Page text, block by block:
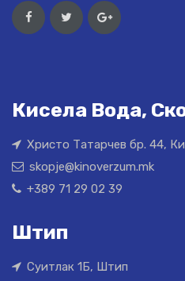
Кисела Вода,
Христо Татарчев бр. 44,
skopje@kinoverzum.mk
+389 71 29 02 39
Штип
Суитлак 1Б, Штип